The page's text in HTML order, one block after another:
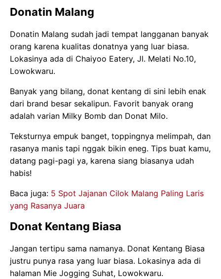
Donatin Malang
Donatin Malang sudah jadi tempat langganan banyak
orang karena kualitas donatnya yang luar biasa.
Lokasinya ada di Chaiyoo Eatery, Jl. Melati No.10,
Lowokwaru.
Banyak yang bilang, donat kentang di sini lebih enak
dari brand besar sekalipun. Favorit banyak orang
adalah varian Milky Bomb dan Donat Milo.
Teksturnya empuk banget, toppingnya melimpah, dan
rasanya manis tapi nggak bikin eneg. Tips buat kamu,
datang pagi-pagi ya, karena siang biasanya udah
habis!
Baca juga: 5 Spot Jajanan Cilok Malang Paling Laris
yang Rasanya Juara
Donat Kentang Biasa
Jangan tertipu sama namanya. Donat Kentang Biasa
justru punya rasa yang luar biasa. Lokasinya ada di
halaman Mie Jogging Suhat, Lowokwaru.